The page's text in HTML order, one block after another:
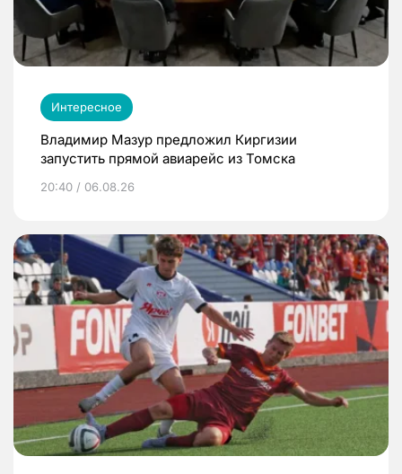
Интересное
Владимир Мазур предложил Киргизии
запустить прямой авиарейс из Томска
20:40 / 06.08.26